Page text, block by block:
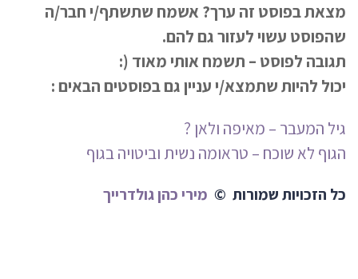
מצאת בפוסט זה ערך? אשמח שתשתף/י חבר/ה
שהפוסט עשוי לעזור גם להם.
תגובה לפוסט – תשמח אותי מאוד (:
יכול להיות שתמצא/י עניין גם בפוסטים הבאים :
גיל המעבר – מאיפה ולאן ?
הגוף לא שוכח – טראומה נשית וביטויה בגוף
כל הזכויות שמורות © מירי כהן גולדרייך